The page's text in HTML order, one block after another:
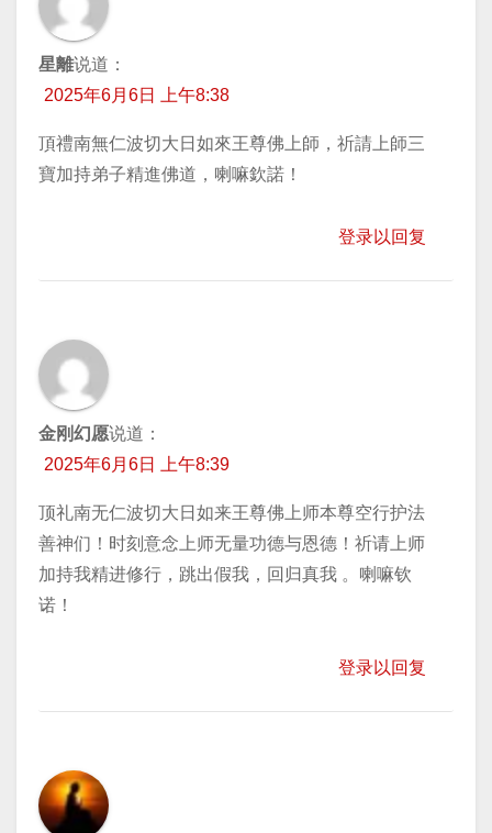
星離说道：
2025年6月6日 上午8:38
頂禮南無仁波切大日如來王尊佛上師，祈請上師三
寶加持弟子精進佛道，喇嘛欽諾！
登录以回复
金刚幻愿说道：
2025年6月6日 上午8:39
顶礼南无仁波切大日如来王尊佛上师本尊空行护法
善神们！时刻意念上师无量功德与恩德！祈请上师
加持我精进修行，跳出假我，回归真我 。喇嘛钦
诺！
登录以回复